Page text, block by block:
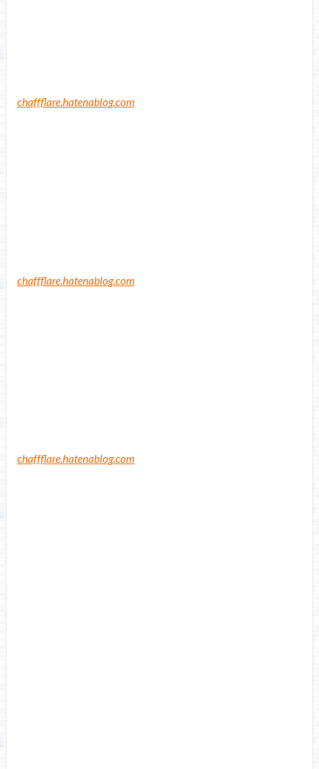
chaffflare.hatenablog.com
chaffflare.hatenablog.com
chaffflare.hatenablog.com